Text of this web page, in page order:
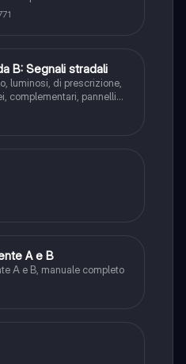
B: Segnali stradali
luminosi, di prescrizione,
complementari, pannelli
segnalazioni
di visibilità per l‘arresto,
A e B
A e B, manuale completo